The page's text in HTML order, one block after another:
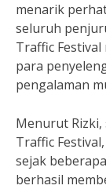
menarik
seluruh
Traffic
para
pengalaman
Menurut Rizki,
Traffic
sejak
berhasil